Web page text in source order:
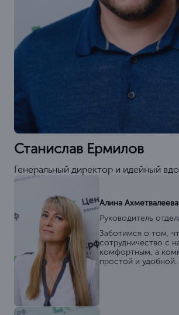
Станислав Ермилов
Генеральный директор и идейный
Алина Ахметвалеева
Руководитель
Заботимся о том,
сотрудничество с
комфортным, а
простой и удобной.